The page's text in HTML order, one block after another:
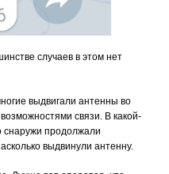
случаев в этом нет
выдвигали антенны во
связи. В какой-
снаружи продолжали
выдвинули антенну.